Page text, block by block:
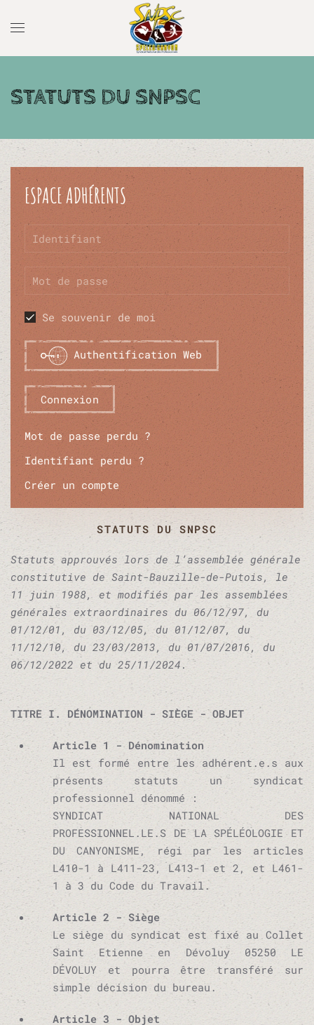
STATUTS DU SNPSC
ESPACE ADHÉRENTS
Se souvenir de moi
Authentification Web
Connexion
Mot de passe perdu ?
Identifiant perdu ?
Créer un compte
STATUTS DU SNPSC
Statuts approuvés lors de l’assemblée générale
constitutive de Saint-Bauzille-de-Putois, le
11 juin 1988, et modifiés par les assemblées
générales extraordinaires du 06/12/97, du
01/12/01, du 03/12/05, du 01/12/07, du
11/12/10, du 23/03/2013, du 01/07/2016, du
06/12/2022 et du 25/11/2024.
TITRE I. DÉNOMINATION - SIÈGE - OBJET
Article 1 - Dénomination
Il est formé entre les adhérent.e.s aux
présents statuts un syndicat
professionnel dénommé :
SYNDICAT NATIONAL DES
PROFESSIONNEL.LE.S DE LA SPÉLÉOLOGIE ET
DU CANYONISME, régi par les articles
L410-1 à L411-23, L413-1 et 2, et L461-
1 à 3 du Code du Travail.
Article 2 - Siège
Le siège du syndicat est fixé au Collet
Saint Etienne en Dévoluy 05250 LE
DÉVOLUY et pourra être transféré sur
simple décision du bureau.
Article 3 - Objet